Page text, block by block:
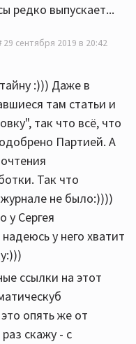
редко выпускает...
29 сентября 2019 в 20:42
:))) Даже в
там статьи и
так что всё, что
Партией. А
Так что
не было:))))
у Сергея
у него хватит
ссылки на этот
опять же от
скажу - с